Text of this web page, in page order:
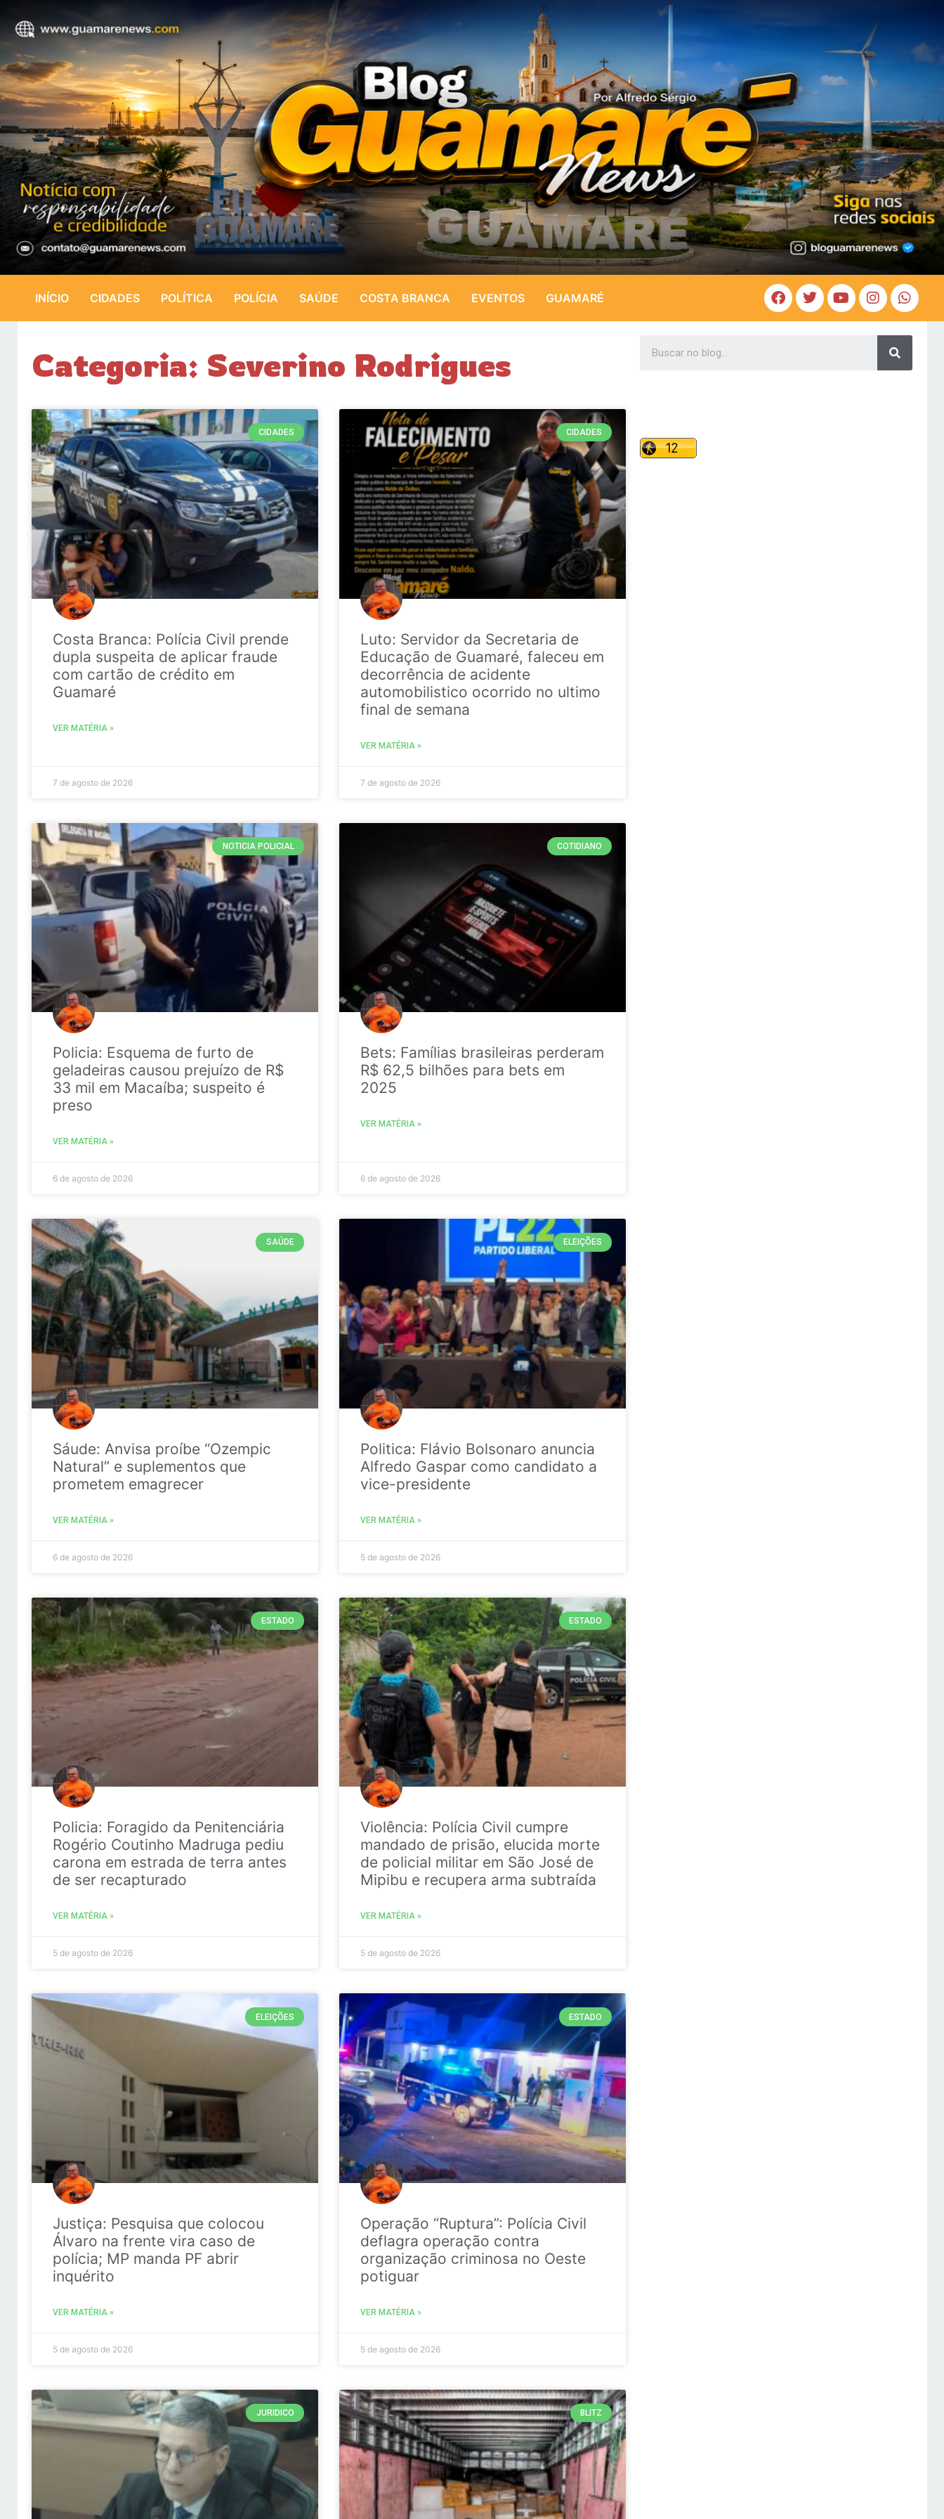
INÍCIO CIDADES POLÍTICA POLÍCIA SAÚDE COSTA BRANCA EVENTOS GUAMARÉ
Categoria: Severino Rodrigues
CIDADES
Costa Branca: Polícia Civil prende
dupla suspeita de aplicar fraude
com cartão de crédito em
Guamaré
VER MATÉRIA »
7 de agosto de 2026
CIDADES
Luto: Servidor da Secretaria de
Educação de Guamaré, faleceu em
decorrência de acidente
automobilistico ocorrido no ultimo
final de semana
VER MATÉRIA »
7 de agosto de 2026
NOTICIA POLICIAL
Policia: Esquema de furto de
geladeiras causou prejuízo de R$
33 mil em Macaíba; suspeito é
preso
VER MATÉRIA »
6 de agosto de 2026
COTIDIANO
Bets: Famílias brasileiras perderam
R$ 62,5 bilhões para bets em
2025
VER MATÉRIA »
6 de agosto de 2026
SAÚDE
Sáude: Anvisa proíbe “Ozempic
Natural” e suplementos que
prometem emagrecer
VER MATÉRIA »
6 de agosto de 2026
ELEIÇÕES
Politica: Flávio Bolsonaro anuncia
Alfredo Gaspar como candidato a
vice-presidente
VER MATÉRIA »
5 de agosto de 2026
ESTADO
Policia: Foragido da Penitenciária
Rogério Coutinho Madruga pediu
carona em estrada de terra antes
de ser recapturado
VER MATÉRIA »
5 de agosto de 2026
ESTADO
Violência: Polícia Civil cumpre
mandado de prisão, elucida morte
de policial militar em São José de
Mipibu e recupera arma subtraída
VER MATÉRIA »
5 de agosto de 2026
ELEIÇÕES
Justiça: Pesquisa que colocou
Álvaro na frente vira caso de
polícia; MP manda PF abrir
inquérito
VER MATÉRIA »
5 de agosto de 2026
ESTADO
Operação “Ruptura”: Polícia Civil
deflagra operação contra
organização criminosa no Oeste
potiguar
VER MATÉRIA »
5 de agosto de 2026
JURIDICO BLITZ